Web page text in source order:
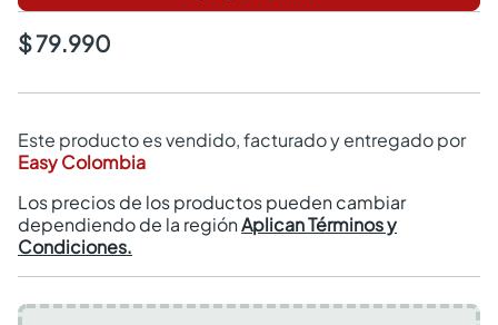
$ 79.990
Este producto es vendido, facturado y entregado por
Easy Colombia
Los precios de los productos pueden cambiar
dependiendo de la regiónAplican Términos y
Condiciones.